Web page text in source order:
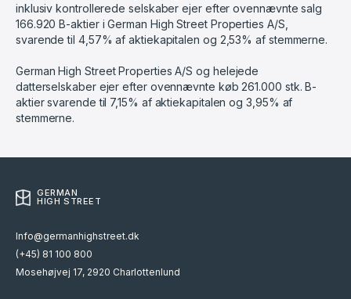
inklusiv kontrollerede selskaber ejer efter ovennævnte salg
166.920 B-aktier i German High Street Properties A/S,
svarende til 4,57% af aktiekapitalen og 2,53% af stemmerne.
German High Street Properties A/S og helejede
datterselskaber ejer efter ovennævnte køb 261.000 stk. B-
aktier svarende til 7,15% af aktiekapitalen og 3,95% af
stemmerne.
GERMAN
HIGH STREET
Info@germanhighstreet.dk
(+45) 81 100 800
Mosehøjvej 17, 2920 Charlottenlund